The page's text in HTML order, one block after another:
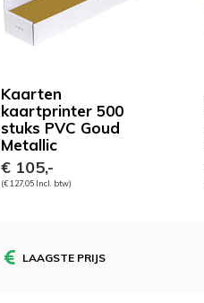
Kaarten
kaartprinter 500
stuks PVC Goud
Metallic
€ 105,-
(€ 127,05 Incl. btw)
LAAGSTE PRIJS